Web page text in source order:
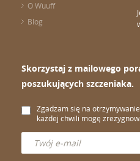
O Wuuff
Blog
Skorzystaj z mailowego
poszukujących szczeniaka.
Zgadzam się na
każdej chwili mogę